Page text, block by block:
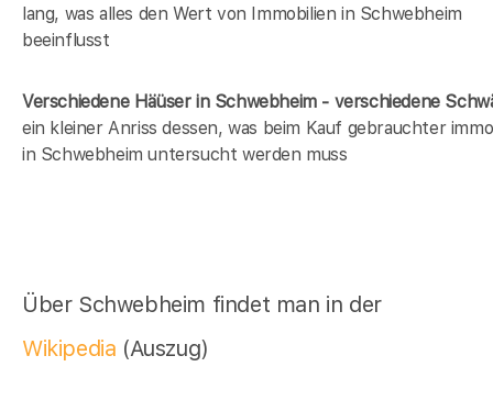
lang, was alles den Wert von Immobilien in Schwebheim
beeinflusst
Verschiedene Häüser in Schwebheim - verschiedene
ein kleiner Anriss dessen, was beim Kauf gebrauchter
in Schwebheim untersucht werden muss
Über Schwebheim findet man in der
Wikipedia (Auszug)